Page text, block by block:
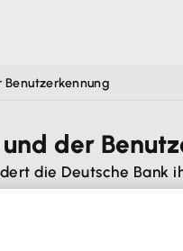
Benutzerkennung
der
die Deutsche Bank